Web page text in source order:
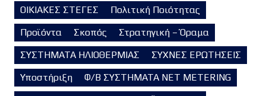
ΟΙΚΙΑΚΕΣ ΣΤΕΓΕΣ
Πολιτική Ποιότητας
Προϊόντα
Σκοπός
Στρατηγική – Όραμα
ΣΥΣΤΗΜΑΤΑ ΗΛΙΟΘΕΡΜΙΑΣ
ΣΥΧΝΕΣ ΕΡΩΤΗΣΕΙΣ
Υποστήριξη
Φ/Β ΣΥΣΤΗΜΑΤΑ NET METERING